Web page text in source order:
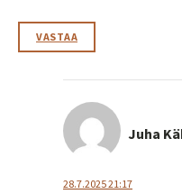
VASTAA
Juha
28.7.2025 21:17